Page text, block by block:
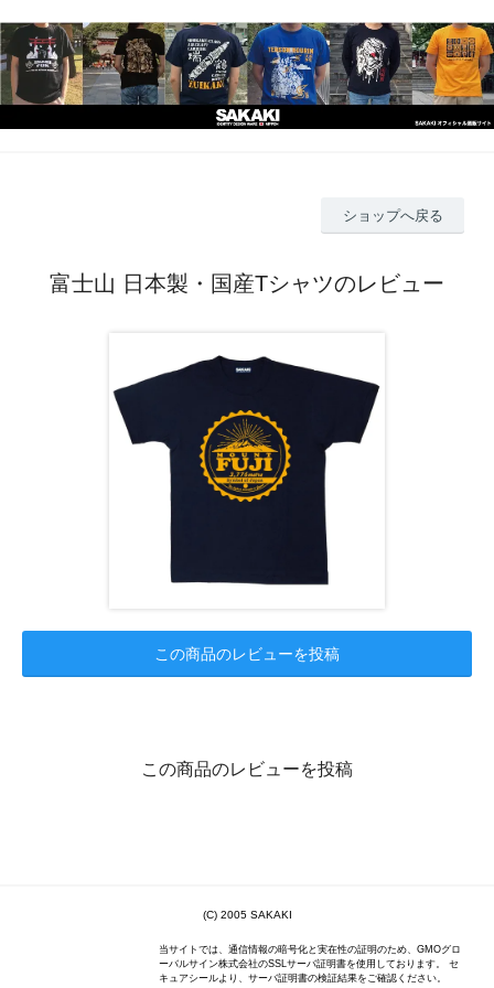
ショップへ戻る
富士山 日本製・国産Tシャツのレビュー
この商品のレビューを投稿
この商品のレビューを投稿
(C) 2005 SAKAKI
当サイトでは、通信情報の暗号化と実在性の証明のため、GMOグロ
ーバルサイン株式会社のSSLサーバ証明書を使用しております。 セ
キュアシールより、サーバ証明書の検証結果をご確認ください。